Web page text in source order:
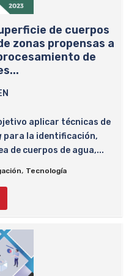
de cuerpos
zonas propensas a
de
aplicar técnicas de
para la identificación,
de cuerpos de agua,...
, Tecnología